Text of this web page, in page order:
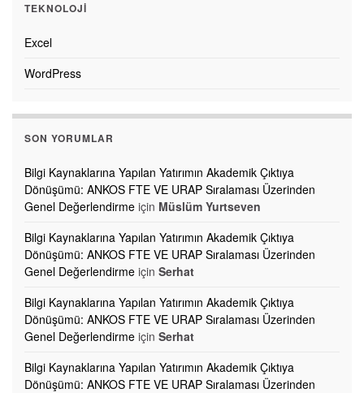
TEKNOLOJI
Excel
WordPress
SON YORUMLAR
Bilgi Kaynaklarına Yapılan Yatırımın Akademik Çıktıya
Dönüşümü: ANKOS FTE VE URAP Sıralaması Üzerinden
Genel Değerlendirme için Müslüm Yurtseven
Bilgi Kaynaklarına Yapılan Yatırımın Akademik Çıktıya
Dönüşümü: ANKOS FTE VE URAP Sıralaması Üzerinden
Genel Değerlendirme için Serhat
Bilgi Kaynaklarına Yapılan Yatırımın Akademik Çıktıya
Dönüşümü: ANKOS FTE VE URAP Sıralaması Üzerinden
Genel Değerlendirme için Serhat
Bilgi Kaynaklarına Yapılan Yatırımın Akademik Çıktıya
Dönüşümü: ANKOS FTE VE URAP Sıralaması Üzerinden